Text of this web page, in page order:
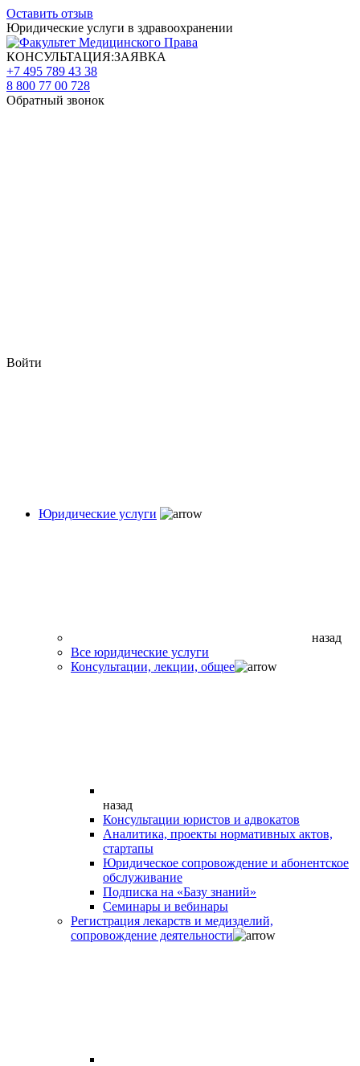
Оставить отзыв
Юридические услуги в здравоохранении
КОНСУЛЬТАЦИЯ:ЗАЯВКА
+7 495 789 43 38
8 800 77 00 728
Обратный звонок
Войти
Юридические услуги
назад
Все юридические услуги
Консультации, лекции, общее
назад
Консультации юристов и адвокатов
Аналитика, проекты нормативных актов,
стартапы
Юридическое сопровождение и абонентское
обслуживание
Подписка на «Базу знаний»
Семинары и вебинары
Регистрация лекарств и медизделий,
сопровождение деятельности